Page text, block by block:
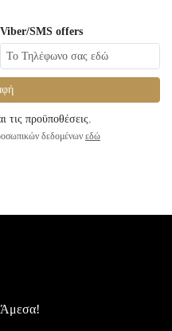
Viber/SMS offers
τις προϋποθέσεις.
δεδομένων εδώ
Άμεσα!